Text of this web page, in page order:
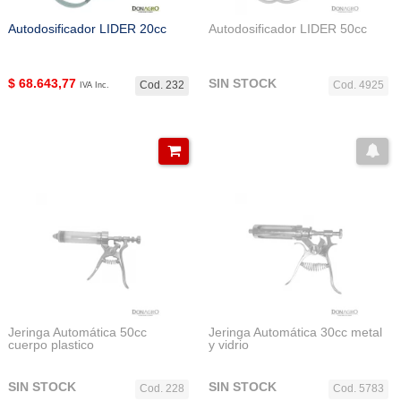
Autodosificador LIDER 20cc
Cod. 232
$ 68.643,77 IVA Inc.
Autodosificador LIDER 50cc
Cod. 4925
SIN STOCK
Jeringa Automática 50cc
cuerpo plastico
Cod. 228
SIN STOCK
Jeringa Automática 30cc metal
y vidrio
Cod. 5783
SIN STOCK